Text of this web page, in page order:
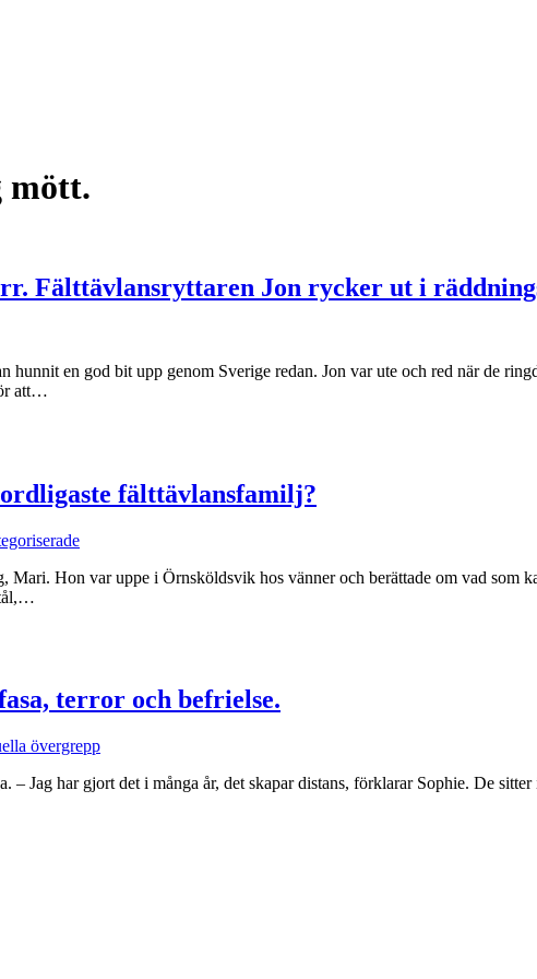
mött.
Fälttävlansryttaren Jon rycker ut i
hunnit en god bit upp genom Sverige redan. Jon var ute och red när de
att…
fälttävlansfamilj?
Hon var uppe i Örnsköldsvik hos vänner och berättade om vad som
terror och befrielse.
övergrepp
– Jag har gjort det i många år, det skapar distans, förklarar Sophie. De